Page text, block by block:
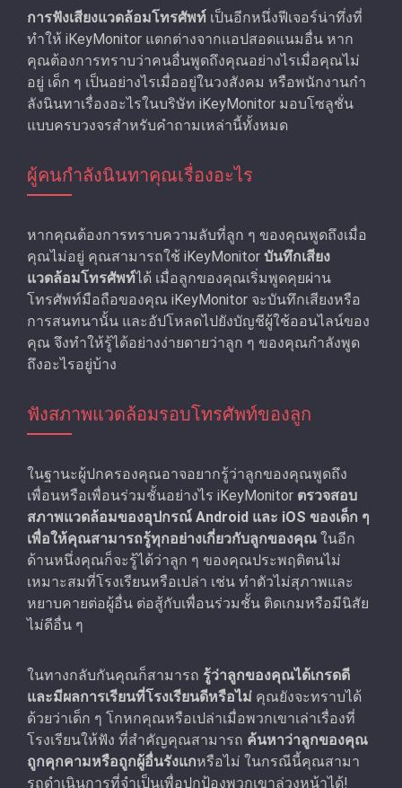
การฟังเสียงแวดล้อมโทรศัพท์ เป็นอีกหนึ่งฟีเจอร์น่าทึ่งที่
ทําให้ iKeyMonitor แตกต่างจากแอปสอดแนมอื่น หาก
คุณต้องการทราบว่าคนอื่นพูดถึงคุณอย่างไรเมื่อคุณไม่
อยู่ เด็ก ๆ เป็นอย่างไรเมื่ออยู่ในวงสังคม หรือพนักงานกํา
ลังนินทาเรื่องอะไรในบริษัท iKeyMonitor มอบโซลูชั่น
แบบครบวงจรสําหรับคําถามเหล่านี้ทั้งหมด
ผู้คนกําลังนินทาคุณเรื่องอะไร
หากคุณต้องการทราบความลับที่ลูก ๆ ของคุณพูดถึงเมื่อ
คุณไม่อยู่ คุณสามารถใช้ iKeyMonitor บันทึกเสียง
แวดล้อมโทรศัพท์ได้ เมื่อลูกของคุณเริ่มพูดคุยผ่าน
โทรศัพท์มือถือของคุณ iKeyMonitor จะบันทึกเสียงหรือ
การสนทนานั้น และอัปโหลดไปยังบัญชีผู้ใช้ออนไลน์ของ
คุณ จึงทำให้รู้ได้อย่างง่ายดายว่าลูก ๆ ของคุณกําลังพูด
ถึงอะไรอยู่บ้าง
ฟังสภาพแวดล้อมรอบโทรศัพท์ของลูก
ในฐานะผู้ปกครองคุณอาจอยากรู้ว่าลูกของคุณพูดถึง
เพื่อนหรือเพื่อนร่วมชั้นอย่างไร iKeyMonitor ตรวจสอบ
สภาพแวดล้อมของอุปกรณ์ Android และ iOS ของเด็ก ๆ
เพื่อให้คุณสามารถรู้ทุกอย่างเกี่ยวกับลูกของคุณ ในอีก
ด้านหนึ่งคุณก็จะรู้ได้ว่าลูก ๆ ของคุณประพฤติตนไม่
เหมาะสมที่โรงเรียนหรือเปล่า เช่น ทำตัวไม่สุภาพและ
หยาบคายต่อผู้อื่น ต่อสู้กับเพื่อนร่วมชั้น ติดเกมหรือมีนิสัย
ไม่ดีอื่น ๆ
ในทางกลับกันคุณก็สามารถ รู้ว่าลูกของคุณได้เกรดดี
และมีผลการเรียนที่โรงเรียนดีหรือไม่ คุณยังจะทราบได้
ด้วยว่าเด็ก ๆ โกหกคุณหรือเปล่าเมื่อพวกเขาเล่าเรื่องที่
โรงเรียนให้ฟัง ที่สําคัญคุณสามารถ ค้นหาว่าลูกของคุณ
ถูกคุกคามหรือถูกผู้อื่นรังแกหรือไม่ ในกรณีนี้คุณสามา
รถดําเนินการที่จําเป็นเพื่อปกป้องพวกเขาล่วงหน้าได้!